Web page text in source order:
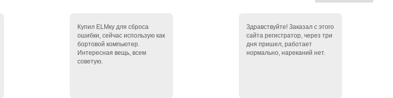
Купил ELMку для сброса
ошибки, сейчас использую как
бортовой компьютер.
Интересная вещь, всем
советую.
Здравствуйте! Заказал с этого
сайта регистратор, через три
дня пришел, работает
нормально, нареканий нет.